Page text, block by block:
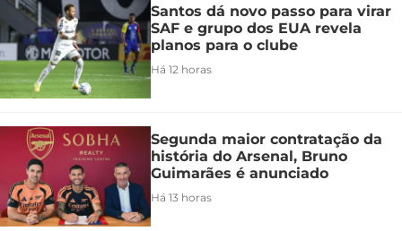
Santos dá novo passo para virar
SAF e grupo dos EUA revela
planos para o clube
Há 12 horas
Segunda maior contratação da
história do Arsenal, Bruno
Guimarães é anunciado
Há 13 horas